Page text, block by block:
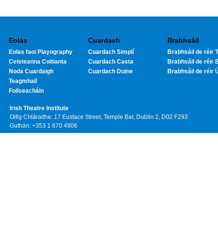
Eolas
Eolas faoi Playography
Ceisteanna Coitianta
Noda Cuardaigh
Teagmhail
Foilseacháin
Cuardach
Cuardach Simplí
Cuardach Casta
Cuardach Duine
Brabhsáil
Brabhsáil de réir
Brabhsáil de réir
Brabhsáil de réir
Irish Theatre Institute
Oifig Chláraithe: 17 Eustace Street, Temple Bar, Dublin 2, D02 F293
Guthán: +353 1 670 4906